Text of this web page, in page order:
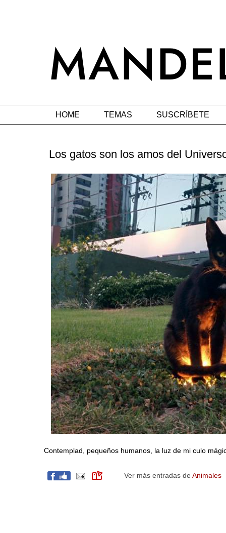
HOME TEMAS SUSCRÍBETE
Los gatos son los amos del
Contemplad, pequeños humanos, la luz de mi culo
Ver más entradas de Animales